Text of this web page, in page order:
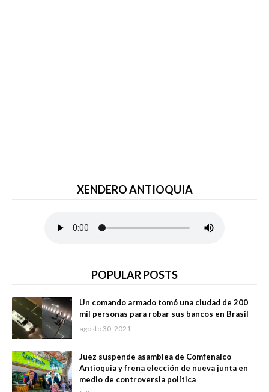
XENDERO ANTIOQUIA
POPULAR POSTS
Un comando armado tomó una ciudad de 200
mil personas para robar sus bancos en Brasil
agosto 30, 2021
Juez suspende asamblea de Comfenalco
Antioquia y frena elección de nueva junta en
medio de controversia política